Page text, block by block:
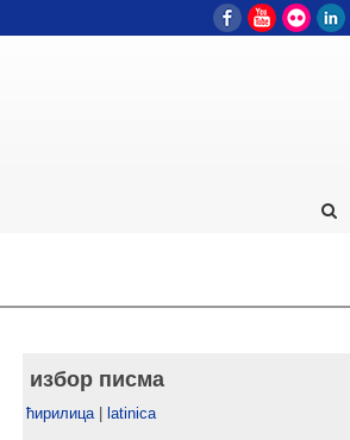
FacebookYouTube
Flickr
избор писма
ћирилица| latinica